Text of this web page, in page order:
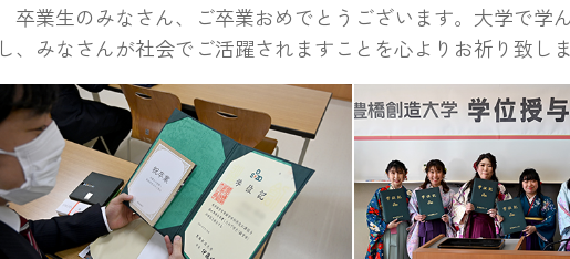
卒業生のみなさん、ご卒業おめでとうございます。大学で学
し、みなさんが社会でご活躍されますことを心よりお祈り致しま